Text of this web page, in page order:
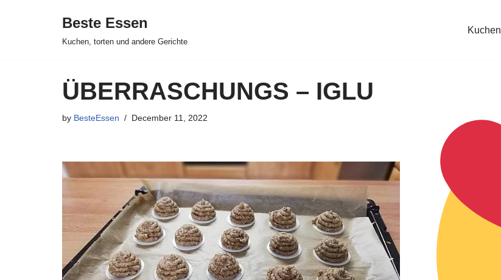
Beste Essen
Kuchen, torten und andere Gerichte
Kuchen
ÜBERRASCHUNGS – IGLU
by BesteEssen December 11, 2022